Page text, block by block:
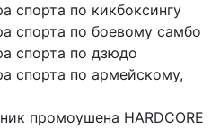
спорта по кикбоксингу
спорта по боевому самбо
спорта по дзюдо
спорта по армейскому,
промоушена HARDCORE